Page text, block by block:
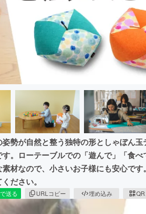
CAMPFIRE for
CAMPFIREふ
勢が自然と整う独特の形としゃぼん玉
。ローテーブルでの「遊んで」「食
材なので、小さいお子様にも安心で
ださい。
送る URLコピー 埋め込み